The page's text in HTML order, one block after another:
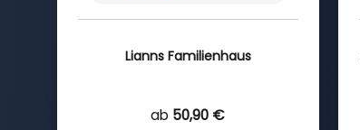
Lianns Familienhaus
ab 50,90 €